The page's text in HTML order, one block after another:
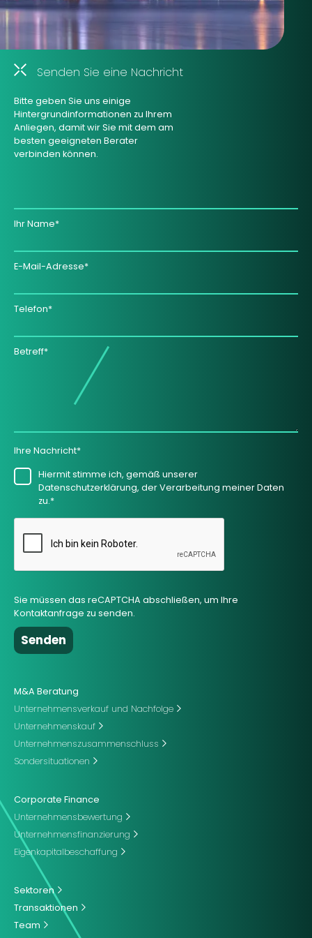
Senden Sie eine Nachricht
Bitte geben Sie uns einige
Hintergrundinformationen zu Ihrem
Anliegen, damit wir Sie mit dem am
besten geeigneten Berater
verbinden können.
Ihr Name*
E-Mail-Adresse*
Telefon*
Betreff*
Ihre Nachricht*
Hiermit stimme ich, gemäß unserer
Datenschutzerklärung, der Verarbeitung meiner Daten
zu.*
Sie müssen das reCAPTCHA abschließen, um Ihre
Kontaktanfrage zu senden.
M&A Beratung
Unternehmensverkauf und Nachfolge
Unternehmenskauf
Unternehmenszusammenschluss
Sondersituationen
Corporate Finance
Unternehmensbewertung
Unternehmensfinanzierung
Eigenkapitalbeschaffung
Sektoren
Transaktionen
Team